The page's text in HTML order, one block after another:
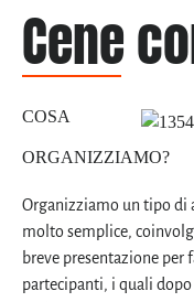
Cene
COSA
ORGANIZZIAMO?
Organizziamo un tipo di
molto semplice,
breve presentazione per
partecipanti, i quali